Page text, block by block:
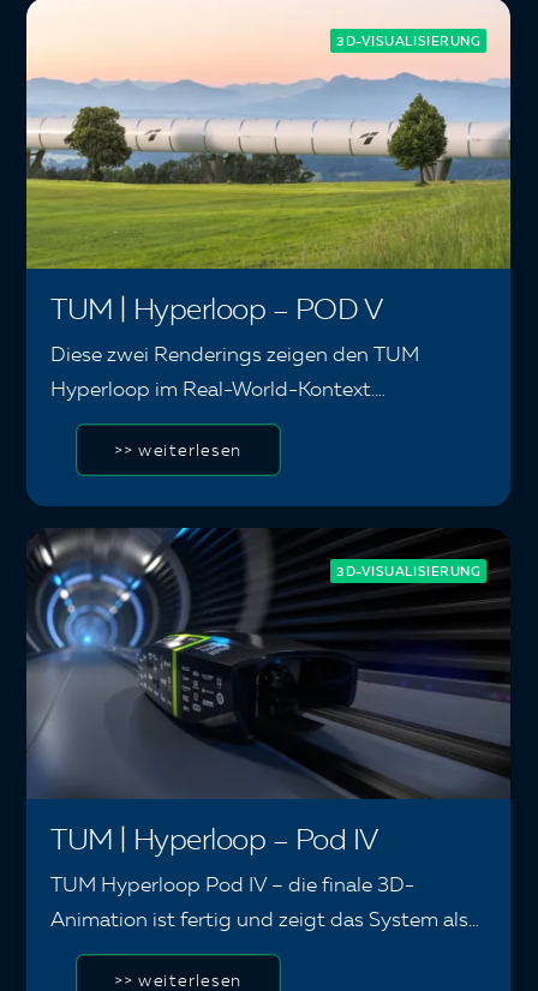
3D-VISUALISIERUNG
TUM | Hyperloop – POD V
Diese zwei Renderings zeigen den TUM
Hyperloop im Real-World-Kontext.…
>> weiterlesen
3D-VISUALISIERUNG
TUM | Hyperloop – Pod IV
TUM Hyperloop Pod IV – die finale 3D-
Animation ist fertig und zeigt das System als…
>> weiterlesen